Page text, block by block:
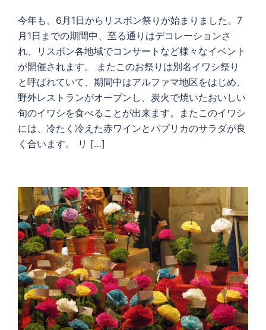
今年も、6月1日からリスボン祭りが始まりました。7
月1日までの期間中、至る通りはデコレーションさ
れ、リスボン各地域でコンサートなど様々なイベント
が開催されます。 またこのお祭りは別名イワシ祭り
と呼ばれていて、期間中はアルファマ地区をはじめ、
野外レストランがオープンし、炭火で焼いたおいしい
旬のイワシを食べることが出来ます。またこのイワシ
には、冷たく冷えた赤ワインとパプリカのサラダが良
く合います。 リ […]